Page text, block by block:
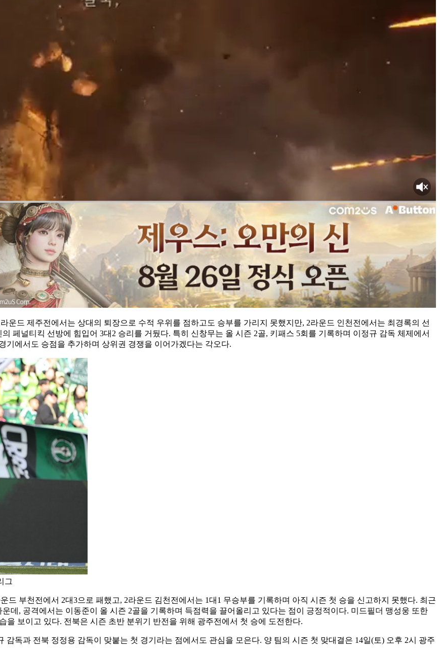
운드 제주전에서는 상대의 퇴장으로 수적 우위를 점하고도 승부를 가리지 못했지만, 2라운드 인천전에서는 최경록의 선
페널티킥 선방에 힘입어 3대2 승리를 거뒀다. 특히 신창무는 올 시즌 2골, 키패스 5회를 기록하며 이정규 감독 체제에서
기에서도 승점을 추가하며 상위권 경쟁을 이어가겠다는 각오다.
그
드 부천전에서 2대3으로 패했고, 2라운드 김천전에서는 1대1 무승부를 기록하며 아직 시즌 첫 승을 신고하지 못했다. 최근
데, 공격에서는 이동준이 올 시즌 2골을 기록하며 득점력을 끌어올리고 있다는 점이 긍정적이다. 미드필더 맹성웅 또한
을 보이고 있다. 전북은 시즌 초반 분위기 반전을 위해 광주전에서 첫 승에 도전한다.
독과 전북 정정용 감독이 맞붙는 첫 경기라는 점에서도 관심을 모은다. 양 팀의 시즌 첫 맞대결은 14일(토) 오후 2시 광주